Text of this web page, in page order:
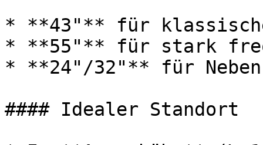
* **43"** für
* **55"** für stark
* **24"/32"** für
#### Idealer Standort